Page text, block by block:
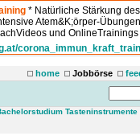
* Natürliche Stärkung
Atem&K;örper-Übungen
und
home Jobbörse